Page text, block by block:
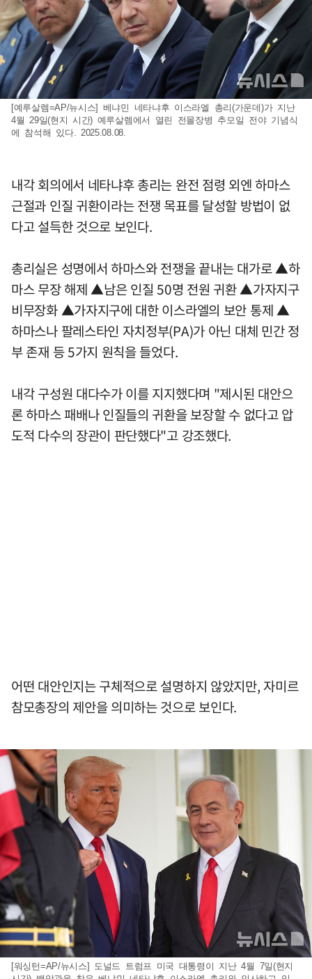
[예루살렘=AP/뉴시스] 베냐민 네타냐후 이스라엘 총리(가운데)가 지난
4월 29일(현지 시간) 예루살렘에서 열린 전몰장병 추모일 전야 기념식
에 참석해 있다. 2025.08.08.
내각 회의에서 네타냐후 총리는 완전 점령 외엔 하마스
근절과 인질 귀환이라는 전쟁 목표를 달성할 방법이 없
다고 설득한 것으로 보인다.
총리실은 성명에서 하마스와 전쟁을 끝내는 대가로 ▲하
마스 무장 해제 ▲남은 인질 50명 전원 귀환 ▲가자지구
비무장화 ▲가자지구에 대한 이스라엘의 보안 통제 ▲
하마스나 팔레스타인 자치정부(PA)가 아닌 대체 민간 정
부 존재 등 5가지 원칙을 들었다.
내각 구성원 대다수가 이를 지지했다며 "제시된 대안으
론 하마스 패배나 인질들의 귀환을 보장할 수 없다고 압
도적 다수의 장관이 판단했다"고 강조했다.
어떤 대안인지는 구체적으로 설명하지 않았지만, 자미르
참모총장의 제안을 의미하는 것으로 보인다.
[워싱턴=AP/뉴시스] 도널드 트럼프 미국 대통령이 지난 4월 7일(현지